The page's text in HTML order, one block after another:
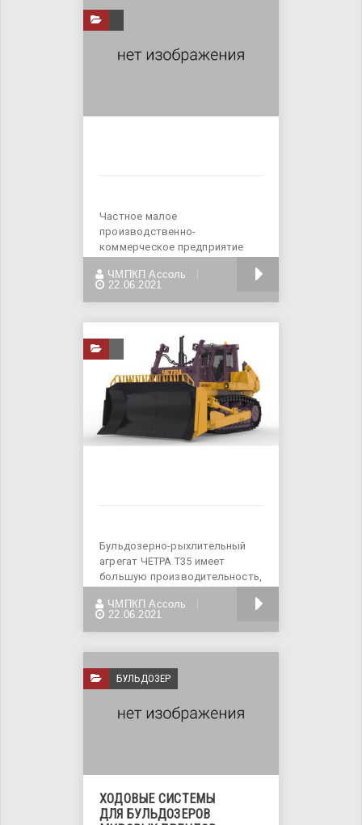
Частное малое
производственно-
коммерческое предприятие
в Украине
ЧМПКП Ассоль
22.06.2021
Бульдозерно-рыхлительный
агрегат ЧЕТРА Т35 имеет
большую производительность,
передовых
ЧМПКП Ассоль
22.06.2021
БУЛЬДОЗЕР
ХОДОВЫЕ СИСТЕМЫ
ДЛЯ БУЛЬДОЗЕРОВ